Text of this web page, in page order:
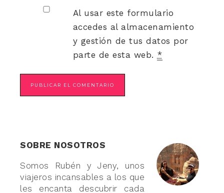
Al usar este formulario
accedes al almacenamiento
y gestión de tus datos por
parte de esta web. *
SOBRE NOSOTROS
Somos Rubén y Jeny, unos
viajeros incansables a los que
les encanta descubrir cada